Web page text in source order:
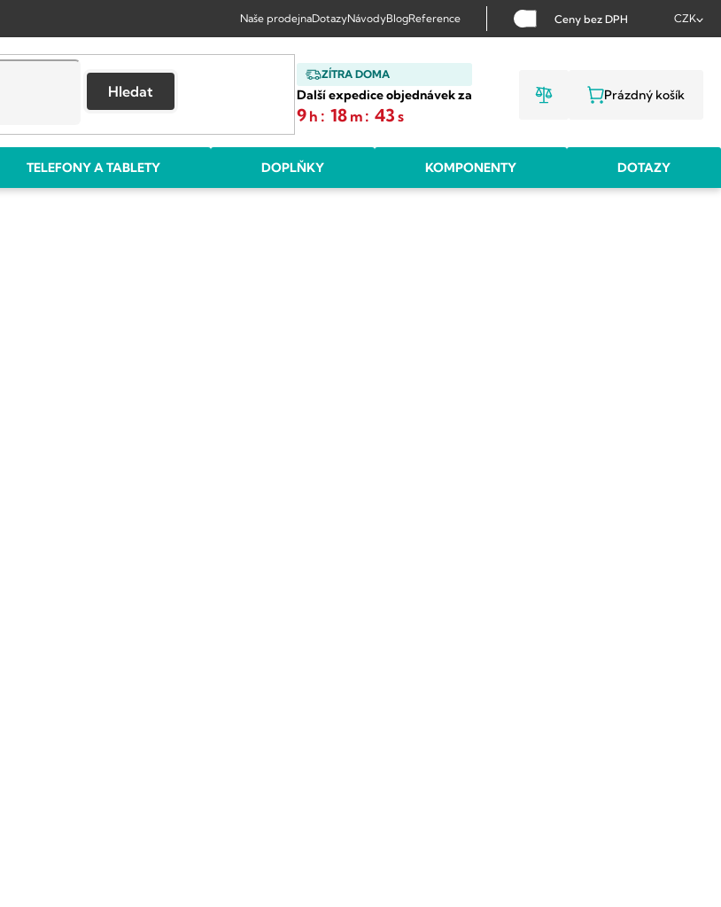
Naše prodejnaDotazyNávodyBlogReference Ceny bez DPH CZK
ZÍTRA DOMA
Další expedice objednávek za
9 h : 18 m : 42 s
Hledat
NÁKUPNÍ
Prázdný košík
TELEFONY A TABLETY DOPLŇKY KOMPONENTY DOTAZY